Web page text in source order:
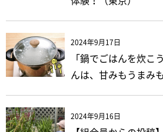
2024年9月17日
「鍋でごはんを炊こ
んは、甘みもうまみ
2024年9月16日